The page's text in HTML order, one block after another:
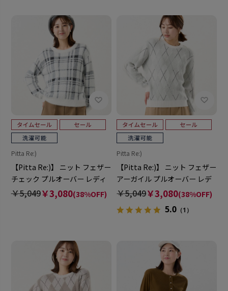
Pitta Re:)
【Pitta Re:)】 ニット フェザー
チェック プルオーバー レディ
ース
￥5,049￥3,080(38%OFF)
Pitta Re:)
【Pitta Re:)】 ニット フェザー
アーガイル プルオーバー レデ
ィース
￥5,049￥3,080(38%OFF)
5.0 （1）